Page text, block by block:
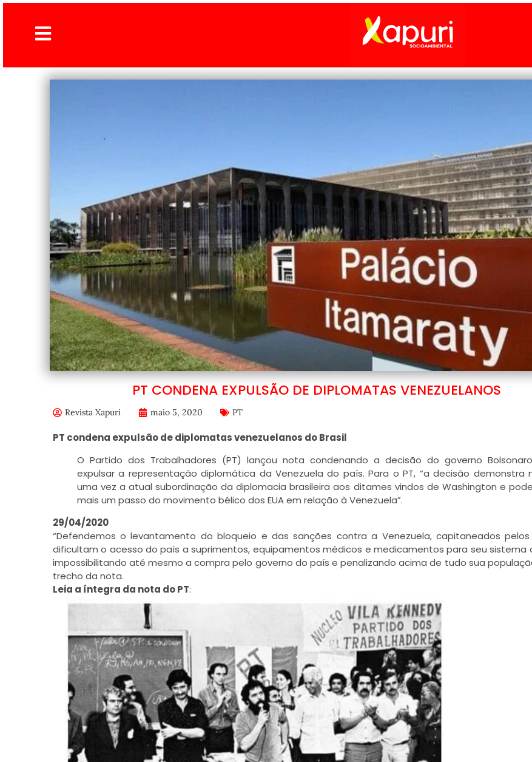
PT CONDENA EXPULSÃO DE DIPLOMATAS VENEZUELANOS
Revista Xapuri maio 5, 2020 PT
PT condena expulsão de diplomatas venezuelanos do Brasil
O Partido dos Trabalhadores (PT) lançou nota condenando a decisão do governo
expulsar a representação diplomática da Venezuela do país. Para o PT, “a decisão demonstra
uma vez a atual subordinação da diplomacia brasileira aos ditames vindos de Washington e
mais um passo do movimento bélico dos EUA em relação à Venezuela”.
29/04/2020
“Defendemos o levantamento do bloqueio e das sanções contra a Venezuela, capitaneados pelos
dificultam o acesso do país a suprimentos, equipamentos médicos e medicamentos para seu sistema
impossibilitando até mesmo a compra pelo governo do país e penalizando acima de tudo sua
trecho da nota.
Leia a íntegra da nota do PT: